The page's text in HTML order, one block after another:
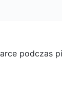
podczas